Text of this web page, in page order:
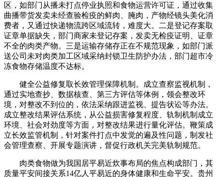
区，如部门从播未打点停业执照和食物运营许可证，通过收集
曲播带货发卖未经查验检疫的鲜肉、腌肉，产物经镜头美化消
费者，又通过快递物流跨区域流转，难度大。二是登记存案取
证章单据缺失，部门商家未登记存案，发卖无检疫证明、证章
不全的肉类产物。三是运输存储存正在不规范现象，如部门派
送公司未对肉类加工区域采纳封锁卫生防护办法，部门超市冷
冻食物存储温度不达标。
健全公益修复取长效管理保障机制。成立查察监视机制，
通过实地查抄、数据核查、第三方评估等体例，领会整改环
境，对整改不到位的，依法采纳跟进监视、提告状讼等办法。
成立整改结果评估系统，从公益损害修复程度、轨制机制成立
环境、社会对劲度等方面，对整改结果进行量化评估。鞭策成
立长效监管机制，针对案件打点中发觉的遍及性问题，制发社
会管理查察、开展专题演讲，督促行政机关完美轨制规范。
肉类食物做为我国居平易近炊事布局的焦点构成部门，其
质量平安间接关系14亿人平易近的身体健康和生命平安。贵州